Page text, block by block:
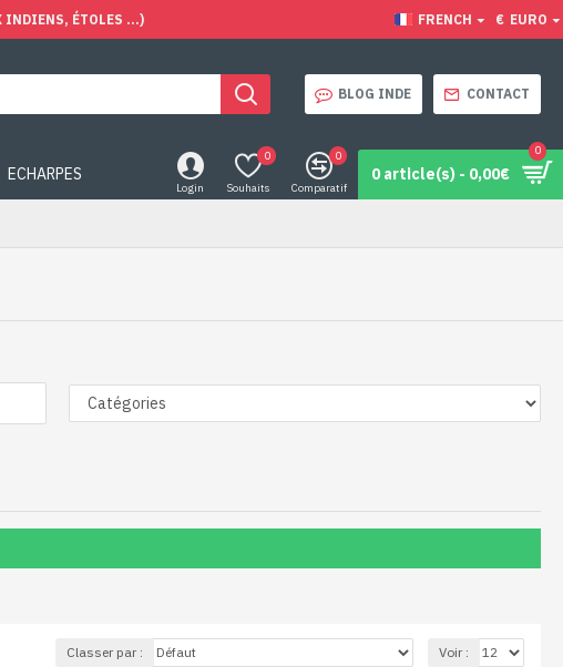
INDIENS, ÉTOLES ...) FRENCH € EURO
BLOG INDE CONTACT
ECHARPES
Login Souhaits
0
Comparatif
0
0 article(s) - 0,00€
0
Classer par : Voir :